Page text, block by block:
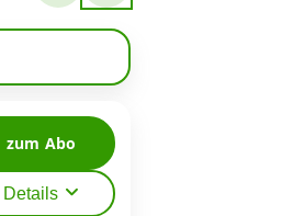
zum Abo
Details